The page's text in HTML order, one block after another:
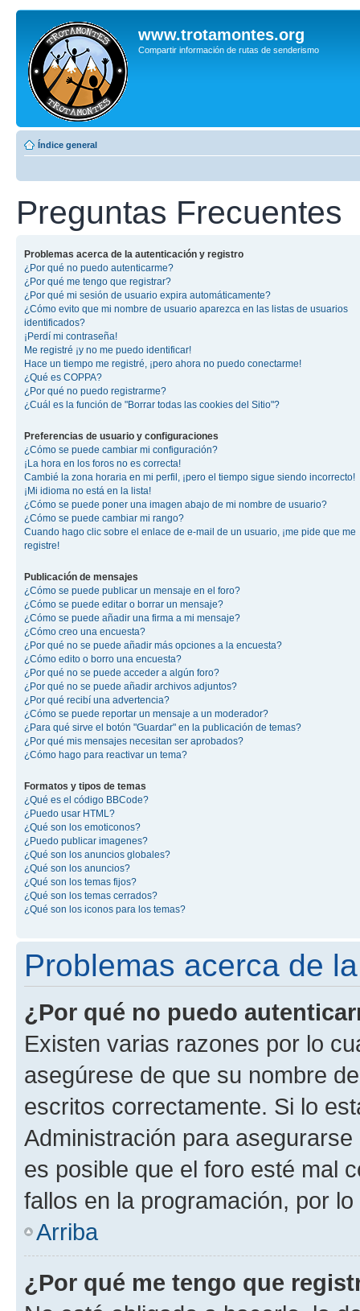
www.trotamontes.org
Compartir información de rutas de senderismo
Índice general
Preguntas Frecuentes
Problemas acerca de la autenticación y registro
¿Por qué no puedo autenticarme?
¿Por qué me tengo que registrar?
¿Por qué mi sesión de usuario expira automáticamente?
¿Cómo evito que mi nombre de usuario aparezca en las listas de usuarios
identificados?
¡Perdí mi contraseña!
Me registré ¡y no me puedo identificar!
Hace un tiempo me registré, ¡pero ahora no puedo conectarme!
¿Qué es COPPA?
¿Por qué no puedo registrarme?
¿Cuál es la función de "Borrar todas las cookies del Sitio"?
Preferencias de usuario y configuraciones
¿Cómo se puede cambiar mi configuración?
¡La hora en los foros no es correcta!
Cambié la zona horaria en mi perfil, ¡pero el tiempo sigue siendo incorrecto!
¡Mi idioma no está en la lista!
¿Cómo se puede poner una imagen abajo de mi nombre de usuario?
¿Cómo se puede cambiar mi rango?
Cuando hago clic sobre el enlace de e-mail de un usuario, ¡me pide que me
registre!
Publicación de mensajes
¿Cómo se puede publicar un mensaje en el foro?
¿Cómo se puede editar o borrar un mensaje?
¿Cómo se puede añadir una firma a mi mensaje?
¿Cómo creo una encuesta?
¿Por qué no se puede añadir más opciones a la encuesta?
¿Cómo edito o borro una encuesta?
¿Por qué no se puede acceder a algún foro?
¿Por qué no se puede añadir archivos adjuntos?
¿Por qué recibí una advertencia?
¿Cómo se puede reportar un mensaje a un moderador?
¿Para qué sirve el botón "Guardar" en la publicación de temas?
¿Por qué mis mensajes necesitan ser aprobados?
¿Cómo hago para reactivar un tema?
Formatos y tipos de temas
¿Qué es el código BBCode?
¿Puedo usar HTML?
¿Qué son los emoticonos?
¿Puedo publicar imagenes?
¿Qué son los anuncios globales?
¿Qué son los anuncios?
¿Qué son los temas fijos?
¿Qué son los temas cerrados?
¿Qué son los iconos para los temas?
Problemas acerca de
¿Por qué no puedo
Existen varias razones por lo
asegúrese de que su nombre
escritos correctamente. Si lo
Administración para
es posible que el foro esté mal
fallos en la programación, por
Arriba
¿Por qué me tengo que